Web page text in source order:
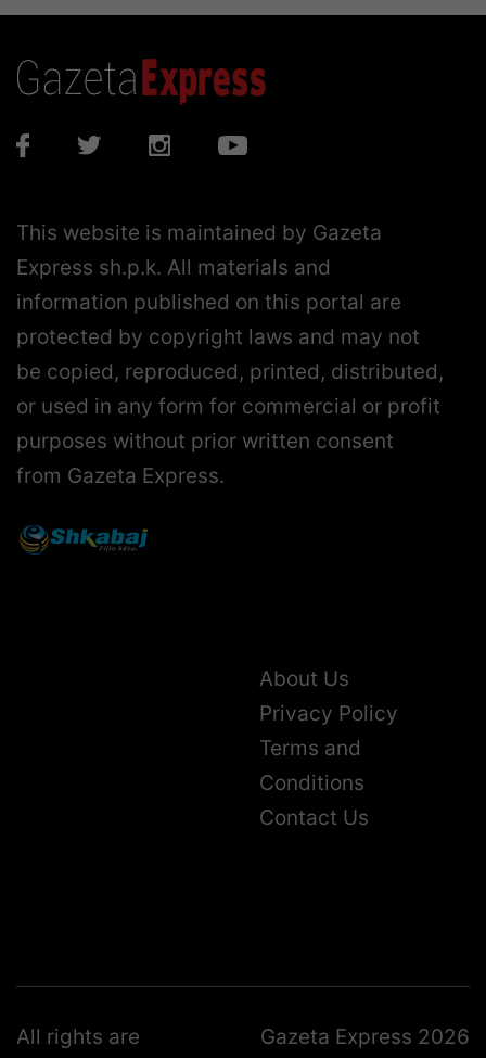
This website is maintained by Gazeta
Express sh.p.k. All materials and
information published on this portal are
protected by copyright laws and may not
be copied, reproduced, printed, distributed,
or used in any form for commercial or profit
purposes without prior written consent
from Gazeta Express.
About Us
Privacy Policy
Terms and
Conditions
Contact Us
All rights are Gazeta Express 2026